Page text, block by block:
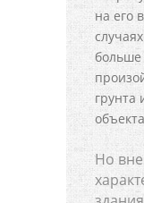
на его
грунта
Но